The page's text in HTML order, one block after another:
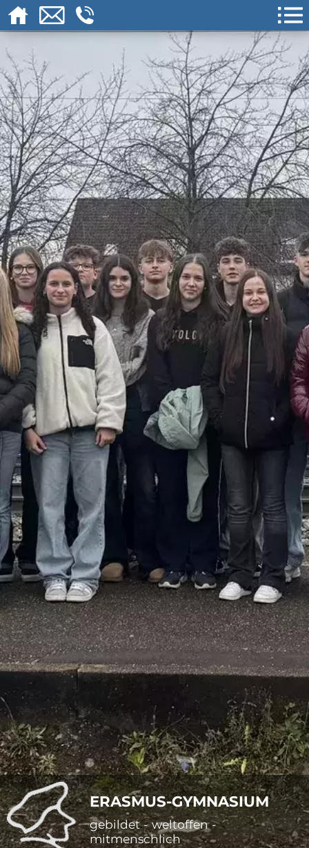
ERASMUS-GYMNASIUM
gebildet - weltoffen -
mitmenschlich